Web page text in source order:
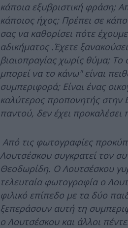
κάποια εξυβριστική φράση;
κάποιος ήχος; Πρέπει σε
σας να καθορίσει πότε
αδικήματος .Έχετε
βιαιοπραγίας χωρίς θύμα; Το
μπορεί να το κάνω" είναι
συμπεριφορά; Είναι ένας
καλύτερος προπονητής στην
παντού, δεν έχει προκαλέσει
Από τις φωτογραφίες
Λουτσέσκου συγκρατεί τον
Θεοδωρίδη. Ο Λουτσέσκου
τελευταία φωτογραφία ο
φιλικό επίπεδο με τα δύο
ξεπεράσουν αυτή τη
ο Λουτσέσκου και άλλοι